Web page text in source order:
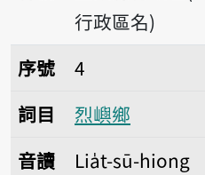
行政區名)
序號4烈嶼鄉
序號
4
詞目
烈嶼鄉
音讀
Lia̍t-sū-hiong